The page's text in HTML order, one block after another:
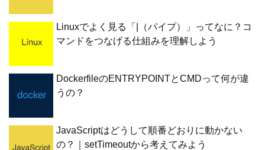
Linuxでよく見る「|（パイプ）」ってなに？コ
マンドをつなげる仕組みを理解しよう
DockerfileのENTRYPOINTとCMDって何が違
うの？
JavaScriptはどうして順番どおりに動かない
の？｜setTimeoutから考えてみよう